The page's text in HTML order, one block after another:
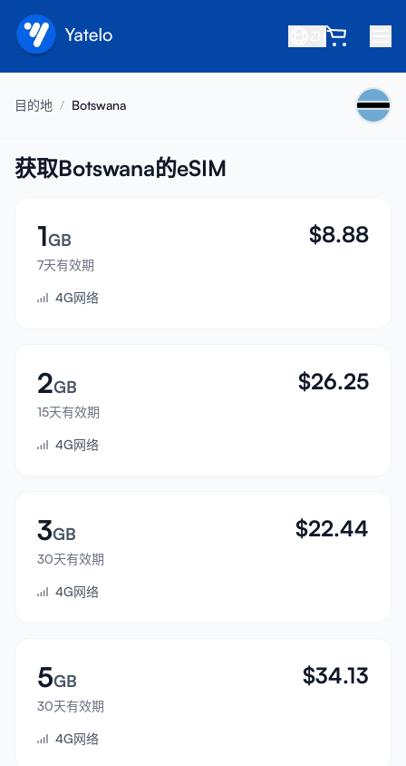
关于我们
推荐好友
成为合作伙伴
帮助中心
支持
设备兼容性
登录
目的地 / Botswana
获取Botswana的eSIM
1GB
7天有效期
$8.88
4G网络
2GB
15天有效期
$26.25
4G网络
3GB
30天有效期
$22.44
4G网络
5GB
30天有效期
$34.13
4G网络